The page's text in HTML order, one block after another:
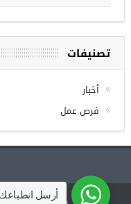
تصنيفات
أخبار
أرسل انطباعك